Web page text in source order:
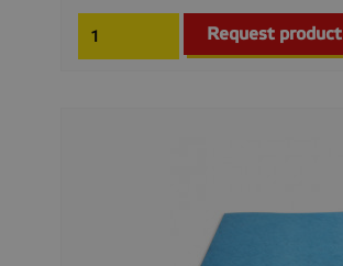
Request product